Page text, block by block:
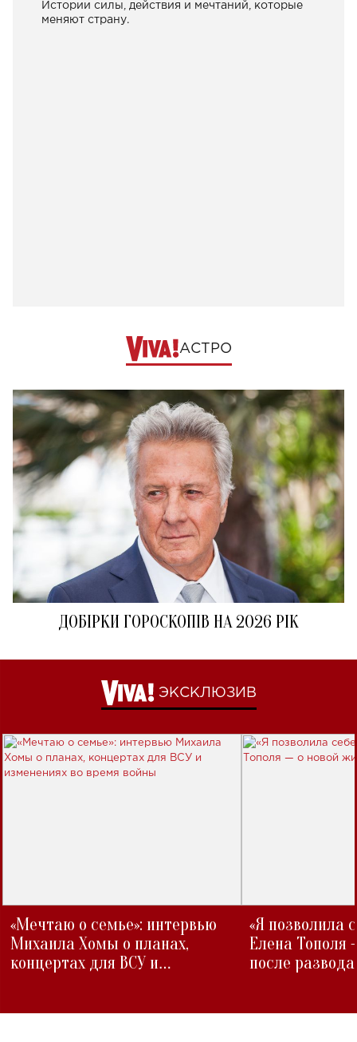
Истории силы, действия и мечтаний, которые
меняют страну.
АСТРО
ДОБІРКИ ГОРОСКОПІВ НА 2026 РІК
ЭКСКЛЮЗИВ
«Мечтаю о семье»: интервью
Михаила Хомы о планах,
концертах для ВСУ и
«Я позволила
Елена Тополя
после развода